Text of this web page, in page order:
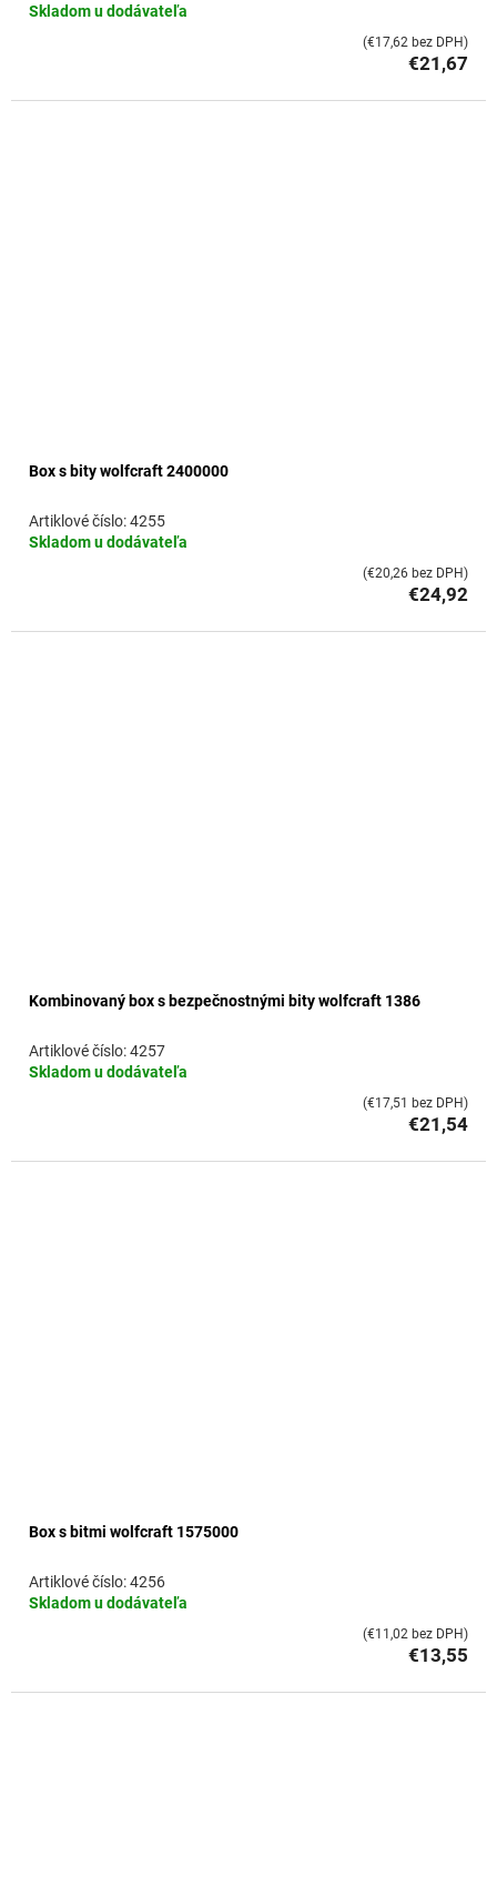
Skladom u dodávateľa
€21,67
(€17,62 bez DPH)
Box s bity wolfcraft 2400000
Skladom u dodávateľa
4255
€24,92
(€20,26 bez DPH)
Kombinovaný box s bezpečnostnými bity wolfcraft 1386
Skladom u dodávateľa
4257
€21,54
(€17,51 bez DPH)
Box s bitmi wolfcraft 1575000
Skladom u dodávateľa
4256
€13,55
(€11,02 bez DPH)